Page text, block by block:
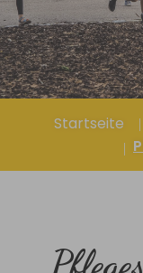
Startseite